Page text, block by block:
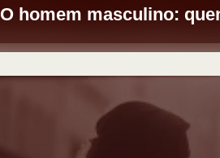
O homem masculino: